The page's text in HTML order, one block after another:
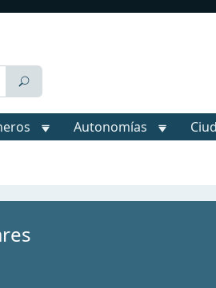
Autonomías